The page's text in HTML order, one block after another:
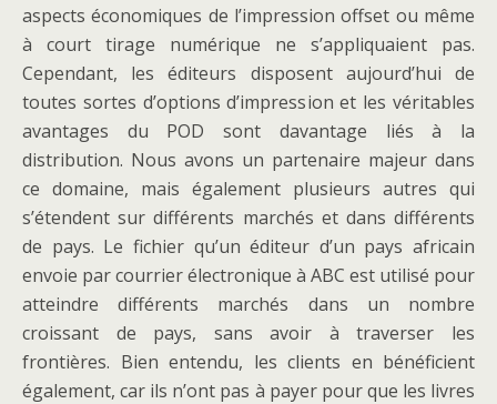
aspects économiques de l’impression offset ou même
à court tirage numérique ne s’appliquaient pas.
Cependant, les éditeurs disposent aujourd’hui de
toutes sortes d’options d’impression et les véritables
avantages du POD sont davantage liés à la
distribution. Nous avons un partenaire majeur dans
ce domaine, mais également plusieurs autres qui
s’étendent sur différents marchés et dans différents
de pays. Le fichier qu’un éditeur d’un pays africain
envoie par courrier électronique à ABC est utilisé pour
atteindre différents marchés dans un nombre
croissant de pays, sans avoir à traverser les
frontières. Bien entendu, les clients en bénéficient
également, car ils n’ont pas à payer pour que les livres